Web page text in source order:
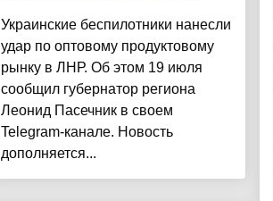
Украинские беспилотники нанесли
удар по оптовому продуктовому
рынку в ЛНР. Об этом 19 июля
сообщил губернатор региона
Леонид Пасечник в своем
Telegram-канале. Новость
дополняется...